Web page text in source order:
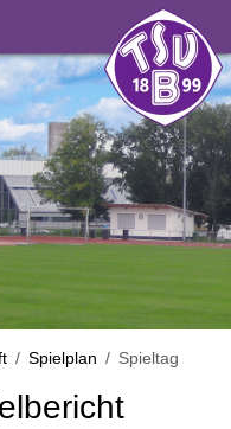
Spielplan Spieltag